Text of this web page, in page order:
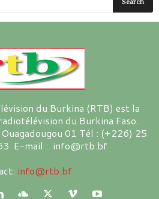
du Burkina (RTB) est la
du Burkina Faso.
01 Tél : (+226) 25
E-mail : info@rtb.bf
info@rtb.bf